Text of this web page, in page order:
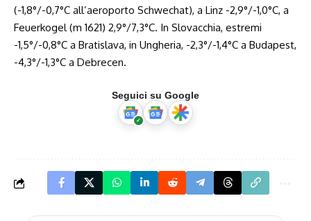
(-1,8°/-0,7°C all’aeroporto Schwechat), a Linz -2,9°/-1,0°C, a
Feuerkogel (m 1621) 2,9°/7,3°C. In Slovacchia, estremi
-1,5°/-0,8°C a Bratislava, in Ungheria, -2,3°/-1,4°C a Budapest,
-4,3°/-1,3°C a Debrecen.
Seguici su Google